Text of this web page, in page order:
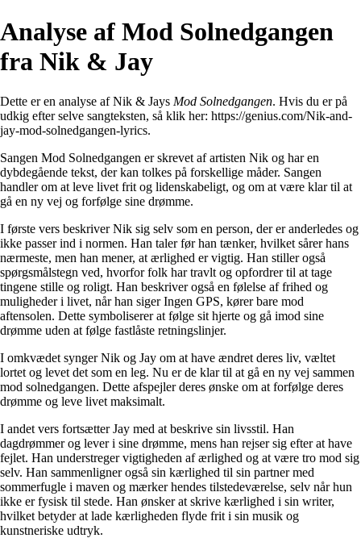
Analyse af Mod Solnedgangen
fra Nik & Jay
Dette er en analyse af Nik & Jays Mod Solnedgangen. Hvis du er på
udkig efter selve sangteksten, så klik her: https://genius.com/Nik-and-
jay-mod-solnedgangen-lyrics.
Sangen Mod Solnedgangen er skrevet af artisten Nik og har en
dybdegående tekst, der kan tolkes på forskellige måder. Sangen
handler om at leve livet frit og lidenskabeligt, og om at være klar til at
gå en ny vej og forfølge sine drømme.
I første vers beskriver Nik sig selv som en person, der er anderledes og
ikke passer ind i normen. Han taler før han tænker, hvilket sårer hans
nærmeste, men han mener, at ærlighed er vigtig. Han stiller også
spørgsmålstegn ved, hvorfor folk har travlt og opfordrer til at tage
tingene stille og roligt. Han beskriver også en følelse af frihed og
muligheder i livet, når han siger Ingen GPS, kører bare mod
aftensolen. Dette symboliserer at følge sit hjerte og gå imod sine
drømme uden at følge fastlåste retningslinjer.
I omkvædet synger Nik og Jay om at have ændret deres liv, væltet
lortet og levet det som en leg. Nu er de klar til at gå en ny vej sammen
mod solnedgangen. Dette afspejler deres ønske om at forfølge deres
drømme og leve livet maksimalt.
I andet vers fortsætter Jay med at beskrive sin livsstil. Han
dagdrømmer og lever i sine drømme, mens han rejser sig efter at have
fejlet. Han understreger vigtigheden af ærlighed og at være tro mod sig
selv. Han sammenligner også sin kærlighed til sin partner med
sommerfugle i maven og mærker hendes tilstedeværelse, selv når hun
ikke er fysisk til stede. Han ønsker at skrive kærlighed i sin writer,
hvilket betyder at lade kærligheden flyde frit i sin musik og
kunstneriske udtryk.